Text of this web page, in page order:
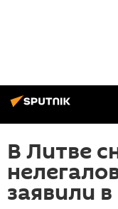
В Литве
заявили